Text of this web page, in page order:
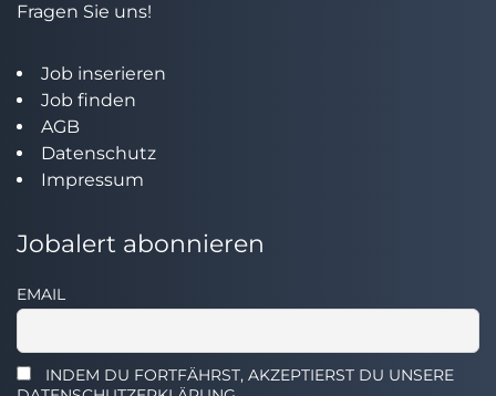
Fragen Sie uns!
Job inserieren
Job finden
AGB
Datenschutz
Impressum
Jobalert abonnieren
EMAIL
INDEM DU FORTFÄHRST, AKZEPTIERST DU UNSERE